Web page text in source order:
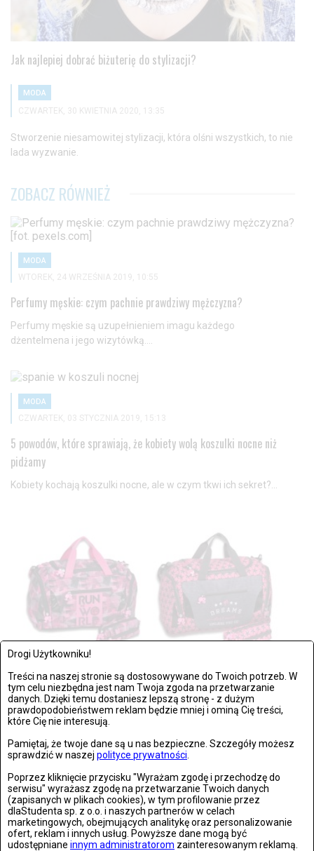
Drogi Użytkowniku!
Treści na naszej stronie są dostosowywane do Twoich potrzeb. W
tym celu niezbędna jest nam Twoja zgoda na przetwarzanie
danych. Dzięki temu dostaniesz lepszą stronę - z dużym
prawdopodobieństwem reklam będzie mniej i ominą Cię treści,
które Cię nie interesują.
Pamiętaj, że twoje dane są u nas bezpieczne. Szczegóły możesz
sprawdzić w naszej polityce prywatności
Poprzez kliknięcie przycisku "Wyrażam zgodę i przechodzę do
serwisu" wyrażasz zgodę na przetwarzanie Twoich danych
(zapisanych w plikach cookies), w tym profilowanie przez
dlaStudenta sp. z o.o. i naszych partnerów w celach
marketingowych, obejmujących analitykę oraz personalizowanie
ofert, reklam i innych usług. Powyższe dane mogą być
udostępniane innym administratorom zainteresowanym reklamą.
Jak najlepiej dobrać biżuterię do stylizacji?
MODA
CZWARTEK, 30 KWIETNIA 2020, 13:35
Stworzenie niesamowitej stylizacji, która olśni wszystkich, to nie
lada wyzwanie.
ZOBACZ RÓWNIEŻ
MODA
WTOREK, 24 WRZEŚNIA 2019, 10:55
Perfumy męskie: czym pachnie prawdziwy mężczyzna?
Perfumy męskie są uzupełnieniem imagu każdego
dżentelmena i jego wizytówką....
MODA
CZWARTEK, 03 STYCZNIA 2019, 15:13
5 powodów, które sprawiają, że kobiety wolą koszulki nocne niż
pidżamy
Kobiety kochają koszulki nocne, ale w czym tkwi ich sekret?...
MODA
CZWARTEK, 26 LIPCA 2018, 12:17
Barbie x Paso – wyjątkowa kolekcja dla młodych adeptek mody!
Aktywność fizyczna nie oznacza rezygnacji z mody... wręcz
przeciwnie! Sygnowane...
OSTATNIO DODANE